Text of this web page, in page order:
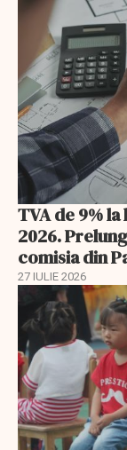
TVA de 9%
2026.
comisia din
27 IULIE 2026